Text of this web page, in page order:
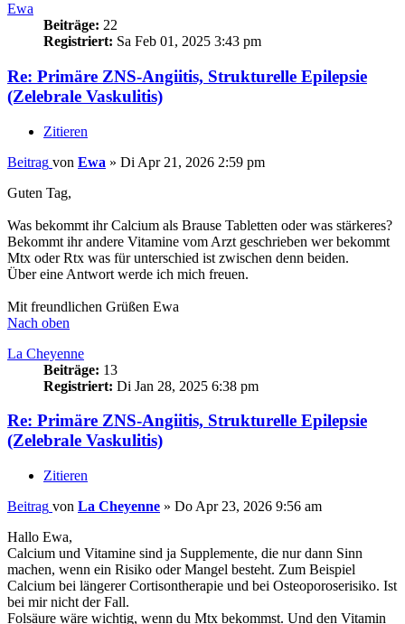
Ewa
Beiträge: 22
Registriert: Sa Feb 01, 2025 3:43 pm
Re: Primäre ZNS-Angiitis, Strukturelle Epilepsie
(Zelebrale Vaskulitis)
Zitieren
Beitrag von Ewa » Di Apr 21, 2026 2:59 pm
Guten Tag,
Was bekommt ihr Calcium als Brause Tabletten oder was stärkeres?
Bekommt ihr andere Vitamine vom Arzt geschrieben wer bekommt
Mtx oder Rtx was für unterschied ist zwischen denn beiden.
Über eine Antwort werde ich mich freuen.
Mit freundlichen Grüßen Ewa
Nach oben
La Cheyenne
Beiträge: 13
Registriert: Di Jan 28, 2025 6:38 pm
Re: Primäre ZNS-Angiitis, Strukturelle Epilepsie
(Zelebrale Vaskulitis)
Zitieren
Beitrag von La Cheyenne » Do Apr 23, 2026 9:56 am
Hallo Ewa,
Calcium und Vitamine sind ja Supplemente, die nur dann Sinn
machen, wenn ein Risiko oder Mangel besteht. Zum Beispiel
Calcium bei längerer Cortisontherapie und bei Osteoporoserisiko. Ist
bei mir nicht der Fall.
Folsäure wäre wichtig, wenn du Mtx bekommst. Und den Vitamin